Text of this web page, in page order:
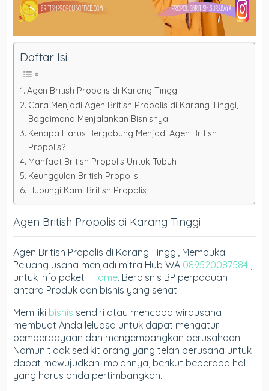
Daftar Isi
Agen British Propolis di Karang Tinggi
Cara Menjadi Agen British Propolis di Karang Tinggi,
Bagaimana Menjalankan Bisnisnya
Kenapa Harus Bergabung Menjadi Agen British
Propolis?
Manfaat British Propolis Untuk Tubuh
Keunggulan British Propolis
Hubungi Kami British Propolis
Agen British Propolis di Karang Tinggi
Agen British Propolis di Karang Tinggi, Membuka
Peluang usaha menjadi mitra Hub WA 089520087584 ,
untuk Info paket : Home, Berbisnis BP perpaduan
antara Produk dan bisnis yang sehat
Memiliki bisnis sendiri atau mencoba wirausaha
membuat Anda leluasa untuk dapat mengatur
pemberdayaan dan mengembangkan perusahaan.
Namun tidak sedikit orang yang telah berusaha untuk
dapat mewujudkan impiannya, berikut beberapa hal
yang harus anda pertimbangkan.